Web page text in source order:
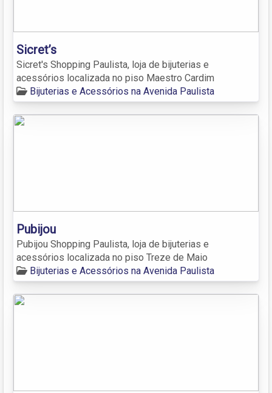
Sicret’s
Sicret's Shopping Paulista, loja de bijuterias e
acessórios localizada no piso Maestro Cardim
Bijuterias e Acessórios na Avenida Paulista
Pubijou
Pubijou Shopping Paulista, loja de bijuterias e
acessórios localizada no piso Treze de Maio
Bijuterias e Acessórios na Avenida Paulista